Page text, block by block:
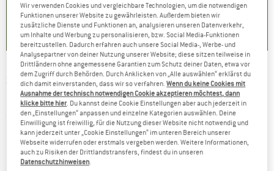
4,4(11)
5,0(13)
SCARPA -Women's Generator -
Kletterschuhe
(0)
Wir verwenden Cookies und vergleichbare Technologien, um die notwendigen
Funktionen unserer Website zu gewährleisten. Außerdem bieten wir
zusätzliche Dienste und Funktionen an, analysieren unseren Datenverkehr,
um Inhalte und Werbung zu personalisieren, bzw. Social Media-Funktionen
bereitzustellen. Dadurch erfahren auch unsere Social Media-, Werbe- und
Analysepartner von deiner Nutzung unserer Website; diese sitzen teilweise in
Drittländern ohne angemessene Garantien zum Schutz deiner Daten, etwa vor
dem Zugriff durch Behörden. Durch Anklicken von „Alle auswählen“ erklärst du
dich damit einverstanden, dass wir so verfahren.Wenn du keine Cookies mit
Ausnahme der technisch notwendigen Cookie akzeptieren möchtest, dann
klicke bitte hier . Du kannst deine Cookie Einstellungen aber auch jederzeit in
den „Einstellungen“ anpassen und einzelne Kategorien auswählen. Deine
Einwilligung ist freiwillig, für die Nutzung dieser Website nicht notwendig und
kann jederzeit unter „Cookie Einstellungen“ im unteren Bereich unserer
Webseite widerrufen oder erstmals vergeben werden. Weitere Informationen,
auch zu Risiken der Drittlandstransfers, findest du in unseren
Datenschutzhinweisen